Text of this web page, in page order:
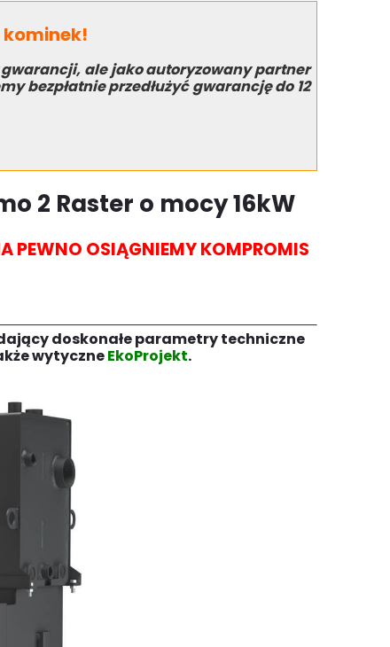
ale jako autoryzowany partner
bezpłatnie przedłużyć gwarancję do 12
2 Raster o mocy 16kW
PEWNO OSIĄGNIEMY KOMPROMIS
doskonałe parametry techniczne
wytyczneEkoProjekt.